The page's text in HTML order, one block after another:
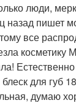
люди,
назад пишет
все
косметику
для губ
думаю